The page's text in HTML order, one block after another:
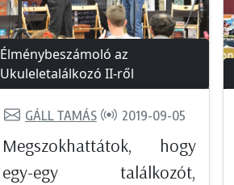
Élménybeszámoló az
Ukuleletalálkozó II-ről
GÁLL TAMÁS 2019-09-05
Megszokhattátok, hogy
egy-egy találkozót,